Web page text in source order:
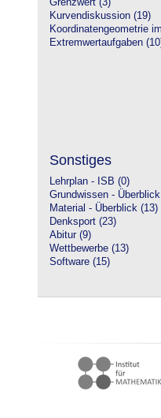
Grenzwert (3)
Kurvendiskussion (19)
Koordinatengeometrie
Extremwertaufgaben
Sonstiges
Lehrplan - ISB (0)
Grundwissen -
Material - Überblick (13)
Denksport (23)
Abitur (9)
Wettbewerbe (13)
Software (15)